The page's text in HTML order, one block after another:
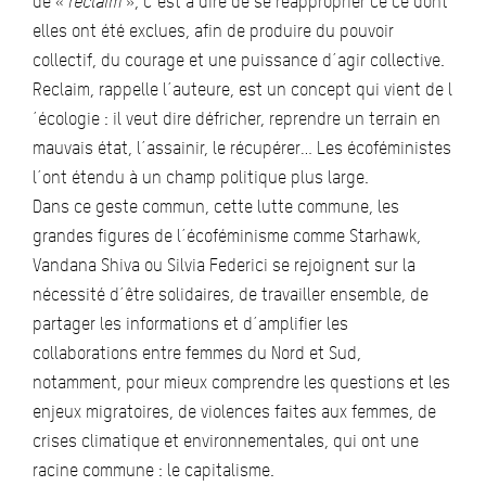
elles ont été exclues, afin de produire du pouvoir
collectif, du courage et une puissance d´agir collective.
Reclaim, rappelle l´auteure, est un concept qui vient de l
´écologie : il veut dire défricher, reprendre un terrain en
mauvais état, l´assainir, le récupérer… Les écoféministes
l´ont étendu à un champ politique plus large.
Dans ce geste commun, cette lutte commune, les
grandes figures de l´écoféminisme comme Starhawk,
Vandana Shiva ou Silvia Federici se rejoignent sur la
nécessité d´être solidaires, de travailler ensemble, de
partager les informations et d´amplifier les
collaborations entre femmes du Nord et Sud,
notamment, pour mieux comprendre les questions et les
enjeux migratoires, de violences faites aux femmes, de
crises climatique et environnementales, qui ont une
racine commune : le capitalisme.